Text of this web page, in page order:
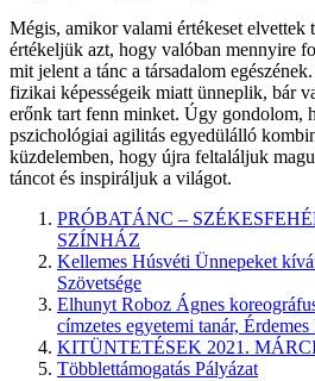
Mégis, amikor valami értékeset elvettek
értékeljük azt, hogy valóban mennyire
mit jelent a tánc a társadalom
fizikai képességeik miatt ünneplik, bár
erőnk tart fenn minket. Úgy gondolom,
pszichológiai agilitás egyedülálló
küzdelemben, hogy újra feltaláljuk
táncot és inspiráljuk a világot.
PRÓBATÁNC –
SZÍNHÁZ
Kellemes Húsvéti Ünnepeket
Szövetsége
Elhunyt Roboz Ágnes
címzetes egyetemi tanár,
KITÜNTETÉSEK 2021.
Többlettámogatás Pályázat